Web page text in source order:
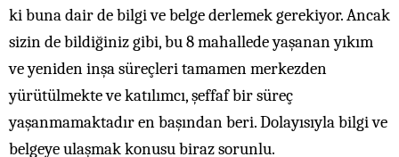
ki buna dair de bilgi ve belge derlemek gerekiyor. Ancak
sizin de bildiğiniz gibi, bu 8 mahallede yaşanan yıkım
ve yeniden inşa süreçleri tamamen merkezden
yürütülmekte ve katılımcı, şeffaf bir süreç
yaşanmamaktadır en başından beri. Dolayısıyla bilgi ve
belgeye ulaşmak konusu biraz sorunlu.